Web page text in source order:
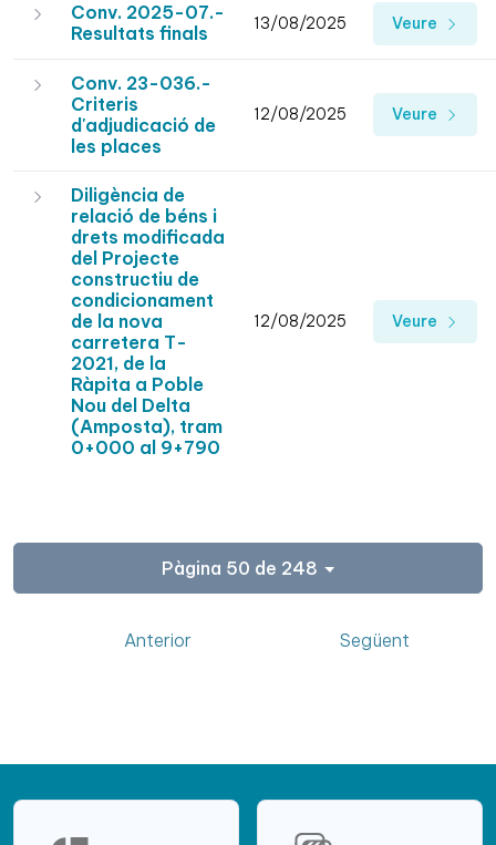
Conv. 2025-07.-
Resultats finals
13/08/2025 Veure
Conv. 23-036.-
Criteris
d'adjudicació de
les places
12/08/2025 Veure
Diligència de
relació de béns i
drets modificada
del Projecte
constructiu de
condicionament
de la nova
carretera T-
2021, de la
Ràpita a Poble
Nou del Delta
(Amposta), tram
0+000 al 9+790
12/08/2025 Veure
Pàgina 50 de 248
Anterior Següent